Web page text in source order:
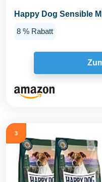
Happy Dog Sensible
8 % Rabatt
3